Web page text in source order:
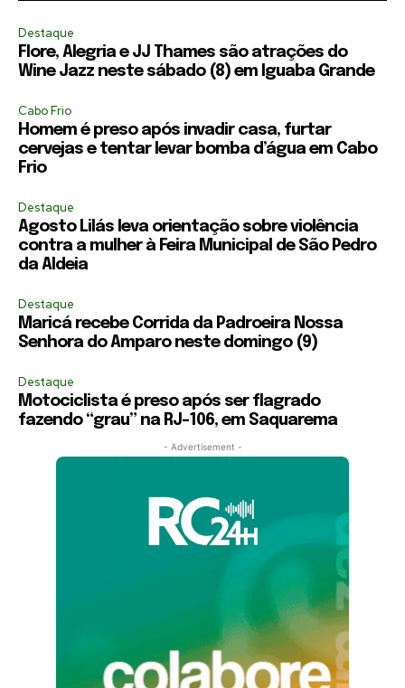
Destaque
Flore, Alegria e JJ Thames são atrações do
Wine Jazz neste sábado (8) em Iguaba Grande
Cabo Frio
Homem é preso após invadir casa, furtar
cervejas e tentar levar bomba d’água em Cabo
Frio
Destaque
Agosto Lilás leva orientação sobre violência
contra a mulher à Feira Municipal de São Pedro
da Aldeia
Destaque
Maricá recebe Corrida da Padroeira Nossa
Senhora do Amparo neste domingo (9)
Destaque
Motociclista é preso após ser flagrado
fazendo “grau” na RJ-106, em Saquarema
- Advertisement -